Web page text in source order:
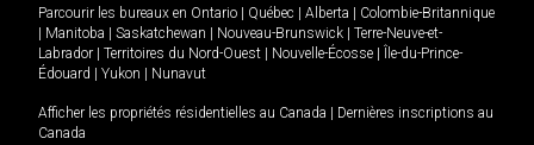
Parcourir les bureaux en Ontario Québec Alberta
Colombie-Britannique
Manitoba Saskatchewan Nouveau-Brunswick
Terre-Neuve-et-
Labrador
Territoires du Nord-Ouest Nouvelle-Écosse
Île-du-Prince-
Édouard
Yukon Nunavut
Afficher les propriétés résidentielles au Canada
Dernières inscriptions au
Canada